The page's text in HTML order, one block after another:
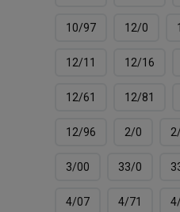
10/97 12/0
12/11 12/16
12/61 12/81
12/96 2/0
3/00 33/0
4/07 4/71